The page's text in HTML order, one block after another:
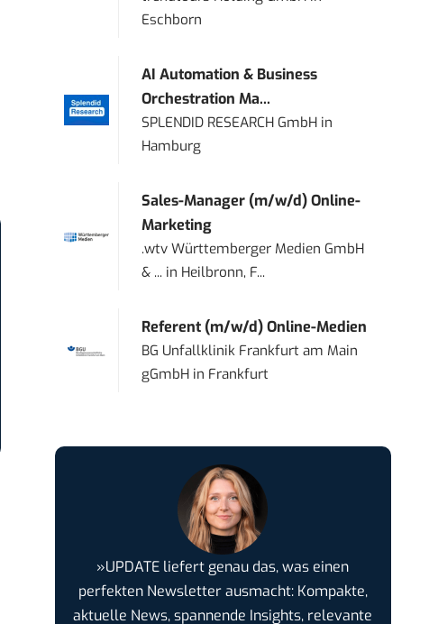
Eschborn
AI Automation & Business
Orchestration Ma...
SPLENDID RESEARCH GmbH in
Hamburg
Sales-Manager (m/w/d) Online-
Marketing
.wtv Württemberger Medien GmbH
& ... in Heilbronn, F...
Referent (m/w/d) Online-Medien
BG Unfallklinik Frankfurt am Main
gGmbH in Frankfurt
»UPDATE liefert genau das, was einen
perfekten Newsletter ausmacht: Kompakte,
aktuelle News, spannende Insights, relevante